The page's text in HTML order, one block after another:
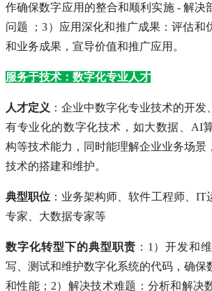
作确保数字应用的整合和顺利实施 - 解决
问题 ；3）应用深化和推广成果：评估和
和业务成果，宣导价值和推广应用。
服务于技术：数字化专业人才
人才定义 ：企业中数字化专业技术的开
有专业化的数字化技术，如大数据、AI
构等技术能力，同时能理解企业业务场景
技术的搭建和维护。
典型职位 ：业务架构师、软件工程师、
专家、大数据专家等
数字化转型下的典型职责 ：1）开发和
写、测试和维护数字化系统的代码，确保
和性能；2）解决技术难题：分析和解决